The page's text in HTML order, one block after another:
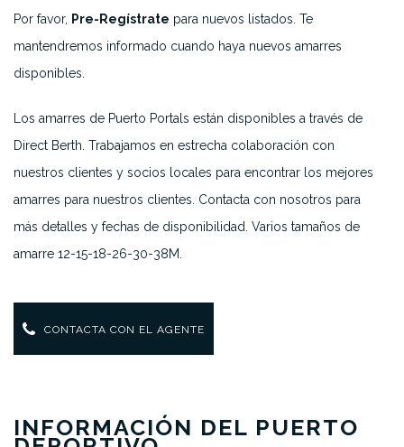
Por favor, Pre-Regístrate para nuevos listados. Te
mantendremos informado cuando haya nuevos amarres
disponibles.
Los amarres de Puerto Portals están disponibles a través de
Direct Berth. Trabajamos en estrecha colaboración con
nuestros clientes y socios locales para encontrar los mejores
amarres para nuestros clientes. Contacta con nosotros para
más detalles y fechas de disponibilidad. Varios tamaños de
amarre 12-15-18-26-30-38M.
CONTACTA CON EL AGENTE
INFORMACIÓN DEL PUERTO